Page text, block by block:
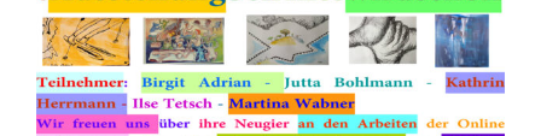
Freitag
30.4.2021,
19
Uhr